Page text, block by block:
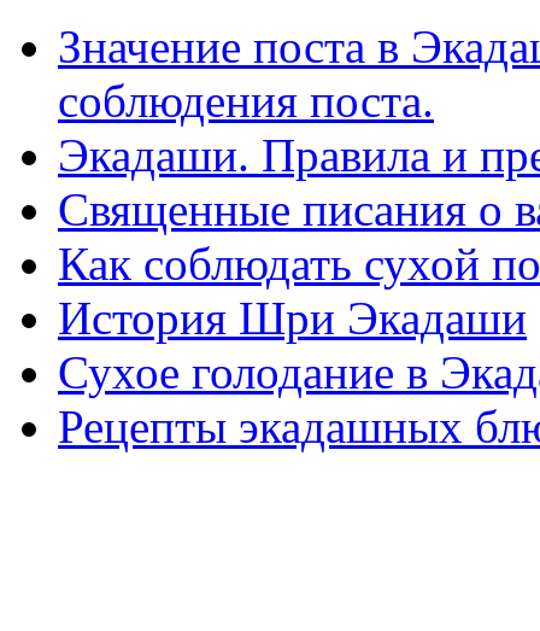
Значение поста в
соблюдения поста.
Экадаши. Правила и
Священные писания о
Как соблюдать сухой
История Шри Экадаши
Сухое голодание в
Рецепты экадашных